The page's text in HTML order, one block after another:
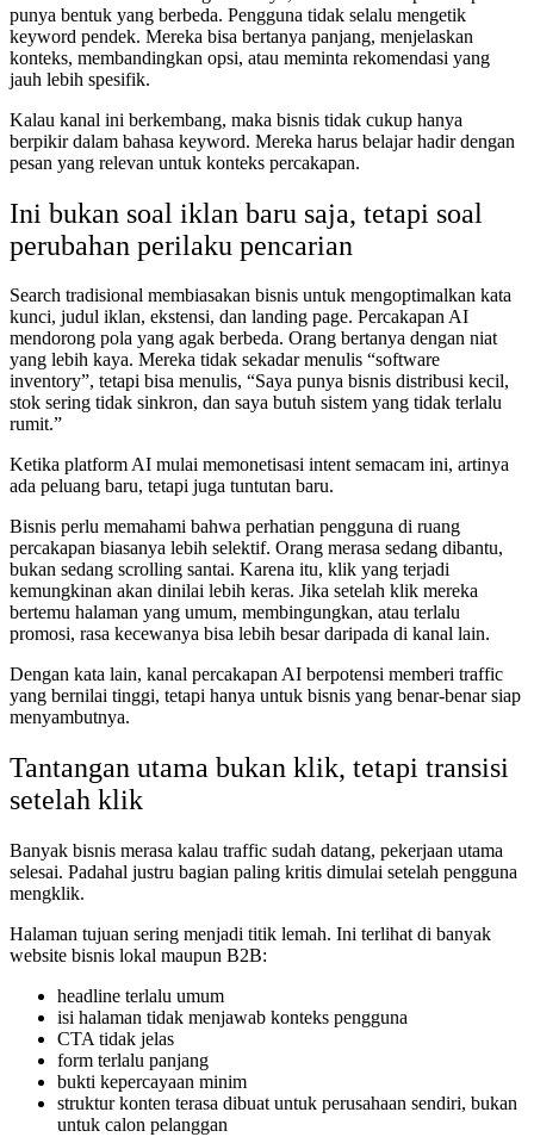
punya bentuk yang berbeda. Pengguna tidak selalu mengetik
keyword pendek. Mereka bisa bertanya panjang, menjelaskan
konteks, membandingkan opsi, atau meminta rekomendasi yang
jauh lebih spesifik.
Kalau kanal ini berkembang, maka bisnis tidak cukup hanya
berpikir dalam bahasa keyword. Mereka harus belajar hadir dengan
pesan yang relevan untuk konteks percakapan.
Ini bukan soal iklan baru saja, tetapi soal
perubahan perilaku pencarian
Search tradisional membiasakan bisnis untuk mengoptimalkan kata
kunci, judul iklan, ekstensi, dan landing page. Percakapan AI
mendorong pola yang agak berbeda. Orang bertanya dengan niat
yang lebih kaya. Mereka tidak sekadar menulis “software
inventory”, tetapi bisa menulis, “Saya punya bisnis distribusi kecil,
stok sering tidak sinkron, dan saya butuh sistem yang tidak terlalu
rumit.”
Ketika platform AI mulai memonetisasi intent semacam ini, artinya
ada peluang baru, tetapi juga tuntutan baru.
Bisnis perlu memahami bahwa perhatian pengguna di ruang
percakapan biasanya lebih selektif. Orang merasa sedang dibantu,
bukan sedang scrolling santai. Karena itu, klik yang terjadi
kemungkinan akan dinilai lebih keras. Jika setelah klik mereka
bertemu halaman yang umum, membingungkan, atau terlalu
promosi, rasa kecewanya bisa lebih besar daripada di kanal lain.
Dengan kata lain, kanal percakapan AI berpotensi memberi traffic
yang bernilai tinggi, tetapi hanya untuk bisnis yang benar-benar siap
menyambutnya.
Tantangan utama bukan klik, tetapi transisi
setelah klik
Banyak bisnis merasa kalau traffic sudah datang, pekerjaan utama
selesai. Padahal justru bagian paling kritis dimulai setelah pengguna
mengklik.
Halaman tujuan sering menjadi titik lemah. Ini terlihat di banyak
website bisnis lokal maupun B2B:
headline terlalu umum
isi halaman tidak menjawab konteks pengguna
CTA tidak jelas
form terlalu panjang
bukti kepercayaan minim
struktur konten terasa dibuat untuk perusahaan sendiri, bukan
untuk calon pelanggan